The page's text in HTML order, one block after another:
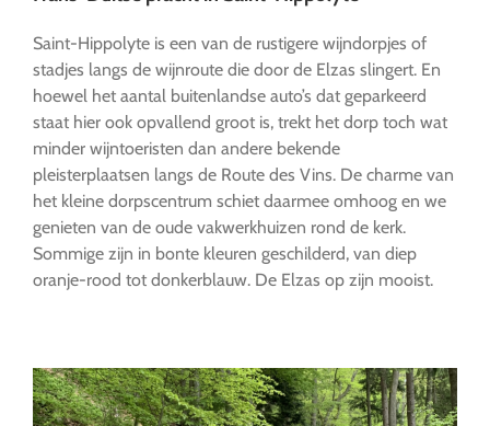
Saint-Hippolyte is een van de rustigere wijndorpjes of
stadjes langs de wijnroute die door de Elzas slingert. En
hoewel het aantal buitenlandse auto’s dat geparkeerd
staat hier ook opvallend groot is, trekt het dorp toch wat
minder wijntoeristen dan andere bekende
pleisterplaatsen langs de Route des Vins. De charme van
het kleine dorpscentrum schiet daarmee omhoog en we
genieten van de oude vakwerkhuizen rond de kerk.
Sommige zijn in bonte kleuren geschilderd, van diep
oranje-rood tot donkerblauw. De Elzas op zijn mooist.